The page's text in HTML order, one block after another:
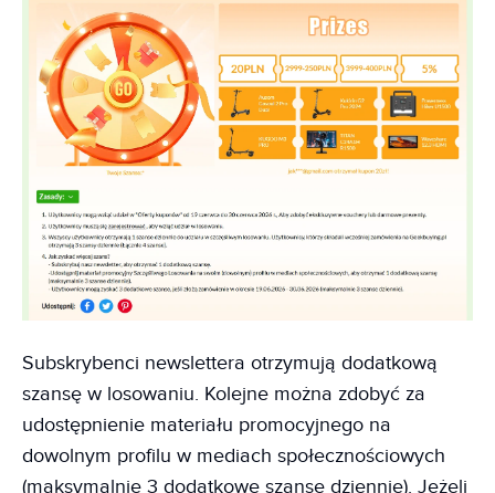
Subskrybenci newslettera otrzymują dodatkową
szansę w losowaniu. Kolejne można zdobyć za
udostępnienie materiału promocyjnego na
dowolnym profilu w mediach społecznościowych
(maksymalnie 3 dodatkowe szanse dziennie). Jeżeli